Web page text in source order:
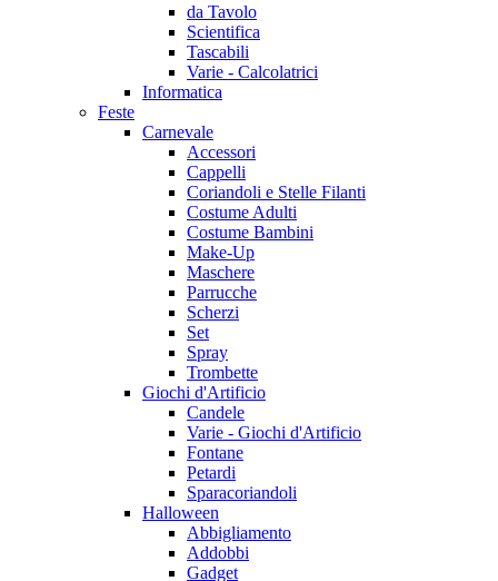
da Tavolo
Scientifica
Tascabili
Varie - Calcolatrici
Informatica
Feste
Carnevale
Accessori
Cappelli
Coriandoli e Stelle Filanti
Costume Adulti
Costume Bambini
Make-Up
Maschere
Parrucche
Scherzi
Set
Spray
Trombette
Giochi d'Artificio
Candele
Varie - Giochi d'Artificio
Fontane
Petardi
Sparacoriandoli
Halloween
Abbigliamento
Addobbi
Gadget